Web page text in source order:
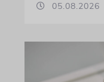
05.08.2026